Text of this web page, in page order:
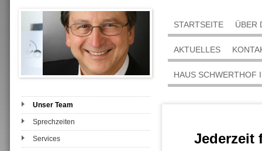
Unser Team
Sprechzeiten
Services
STARTSEITE ÜBER
AKTUELLES
HAUS SCHWERTHOF
Jederzeit